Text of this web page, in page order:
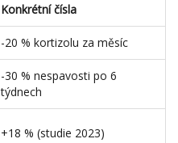
Konkrétní čísla
-20 % kortizolu za měsíc
-30 % nespavosti po 6
týdnech
+18 % (studie 2023)